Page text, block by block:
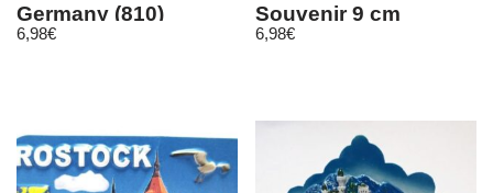
Germany (810)
6,98€
Souvenir 9 cm
6,98€